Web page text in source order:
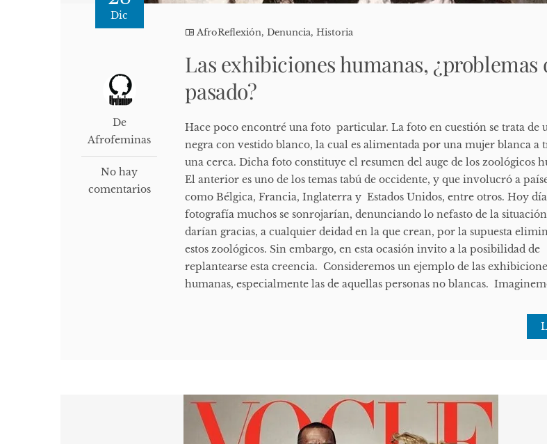
Dic
De
Afrofeminas
No hay
comentarios
AfroReflexión,Denuncia,Historia
Las exhibiciones humanas, ¿problemas
pasado?
Hace poco encontré una foto particular. La foto en cuestión se trata de
negra con vestido blanco, la cual es alimentada por una mujer blanca a
una cerca. Dicha foto constituye el resumen del auge de los zoológicos
El anterior es uno de los temas tabú de occidente, y que involucró a
como Bélgica, Francia, Inglaterra y Estados Unidos, entre otros. Hoy
fotografía muchos se sonrojarían, denunciando lo nefasto de la
darían gracias, a cualquier deidad en la que crean, por la supuesta
estos zoológicos. Sin embargo, en esta ocasión invito a la posibilidad de
replantearse esta creencia. Consideremos un ejemplo de las
humanas, especialmente las de aquellas personas no blancas.